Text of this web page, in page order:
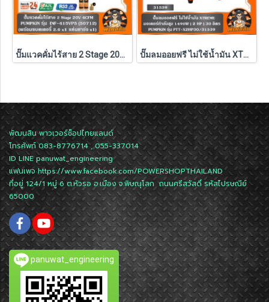
ปั๊มแวคคั่มไร้สาย 2 Stage 20V 4CFM INF-415VP5 PUMPKIN (50712) แบตXT 5.0Ahx1 ก้อน ,ตัวเปล่า (50711) ปั๊มลมออยฟรี ไม่ใช้น้ำมัน XTREME 1490W ( 30L / 60L / 120L ) PUMPKIN รุ่น PTT-X2HP30/31539 , PTT-X4HP60/31554 , PTT-X6HP120/31555
พัฒนสิน พาวเวอร์ช็อปไทยแลนด์
โทรศัพท์ 083-8776714 , 055-337014
ID LINEpanuwat_engineering
แฟนเพจhttps://www.facebook.com/POWERSHOPTHAILAND
ที่อยู่ 124/1 หมู่ 6 ต.หัวรอ อ.เมือง จ.พิษณุโลก ถนนศรีสวัสดิ์ รหัสไปรษณีย์
65000
panuwat_engineering